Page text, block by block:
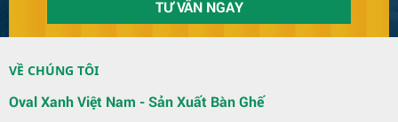
VỀ CHÚNG TÔI
Oval Xanh Việt Nam - Sản Xuất Bàn Ghế